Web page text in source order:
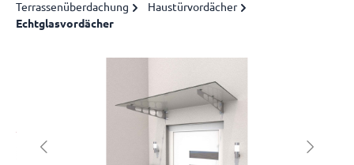
Terrassenüberdachung
Haustürvordächer
Echtglasvordächer